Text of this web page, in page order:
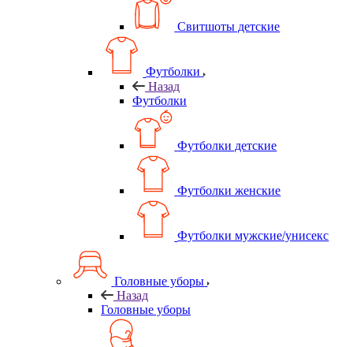
Свитшоты детские
Футболки
Назад
Футболки
Футболки детские
Футболки женские
Футболки мужские/унисекс
Головные уборы
Назад
Головные уборы